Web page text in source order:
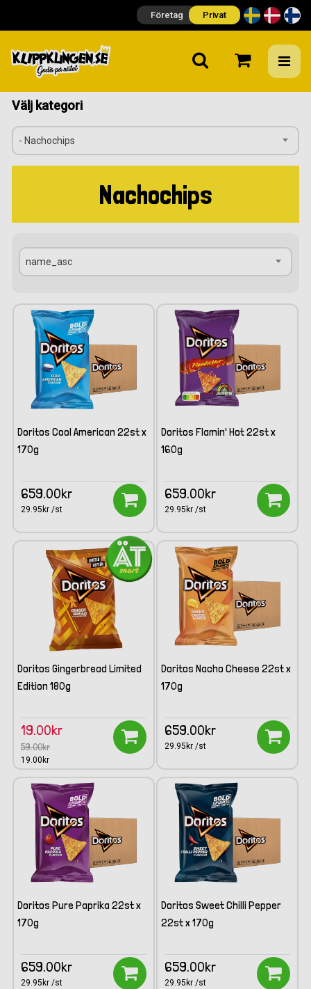
Företag Privat
Välj kategori
- Nachochips
Nachochips
name_asc
Doritos Cool American 22st x
170g
659.00kr
29.95kr /st
Doritos Flamin' Hot 22st x
160g
659.00kr
29.95kr /st
Doritos Gingerbread Limited
Edition 180g
19.00kr
59.00kr
19.00kr
Doritos Nacho Cheese 22st x
170g
659.00kr
29.95kr /st
Doritos Pure Paprika 22st x
170g
659.00kr
29.95kr /st
Doritos Sweet Chilli Pepper
22st x 170g
659.00kr
29.95kr /st